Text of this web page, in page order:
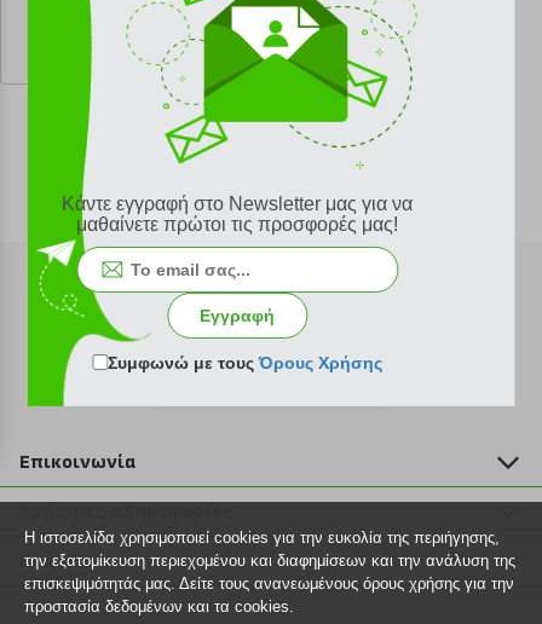
κωδ. 108194285
10.98 €
Ελάχιστη 30 ημερών 12.20 €
Προτεινόμενη λιανική 12.20 €
Εγγραφή στο newsletter
Επικοινωνία
211 2000 700
info@plus4u.gr
Η εταιρία
Σημεία παραλαβής
Βοήθεια
Εξέλιξη παραγγελίας
Κάντε εγγραφή στο Newsletter μας για να
μαθαίνετε πρώτοι τις προσφορές μας!
Εγγραφή
Συμφωνώ με τουςΌρους Χρήσης
Η ιστοσελίδα χρησιμοποιεί cookies για την ευκολία της περιήγησης,
την εξατομίκευση περιεχομένου και διαφημίσεων και την ανάλυση της
επισκεψιμότητάς μας. Δείτε τους ανανεωμένους όρους χρήσης για την
προστασία δεδομένων και τα cookies.